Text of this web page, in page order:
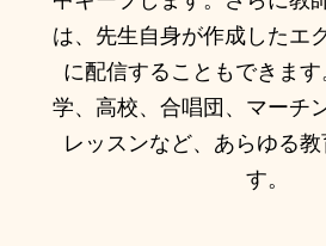
は、先生自身が作成したエ
に配信することもできま
学、高校、合唱団、マーチ
レッスンなど、あらゆる
す。